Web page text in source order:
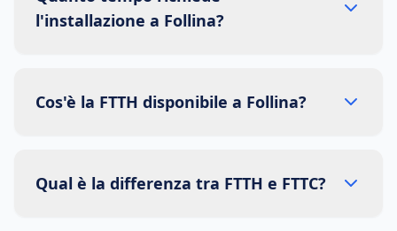
l'installazione a Follina?
Cos'è la FTTH disponibile a Follina?
Qual è la differenza tra FTTH e FTTC?